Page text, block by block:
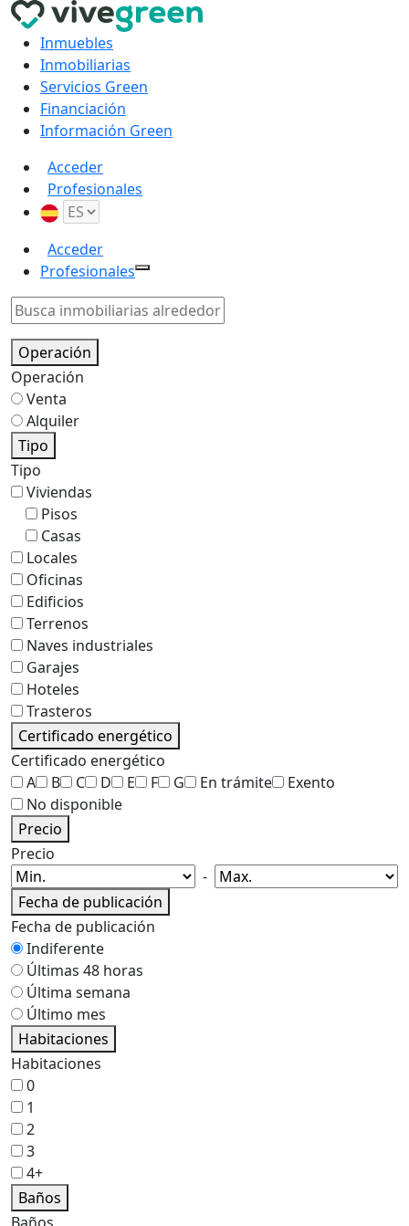
Inmuebles
Inmobiliarias
Servicios Green
Financiación
Información Green
Acceder
Profesionales
Acceder
Profesionales
Operación
Operación
Venta
Alquiler
Tipo
Tipo
Viviendas
Pisos
Casas
Locales
Oficinas
Edificios
Terrenos
Naves industriales
Garajes
Hoteles
Trasteros
Certificado energético
Certificado energético
A
B C D E F G En trámite
Exento
No disponible
Precio
Precio
-
Fecha de publicación
Fecha de publicación
Indiferente
Últimas 48 horas
Última semana
Último mes
Habitaciones
Habitaciones
0
1
2
3
4+
Baños